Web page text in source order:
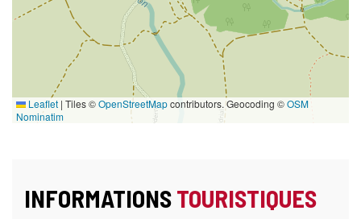
Leaflet | Tiles ©OpenStreetMapcontributors. Geocoding ©OSM
Nominatim
INFORMATIONSTOURISTIQUES